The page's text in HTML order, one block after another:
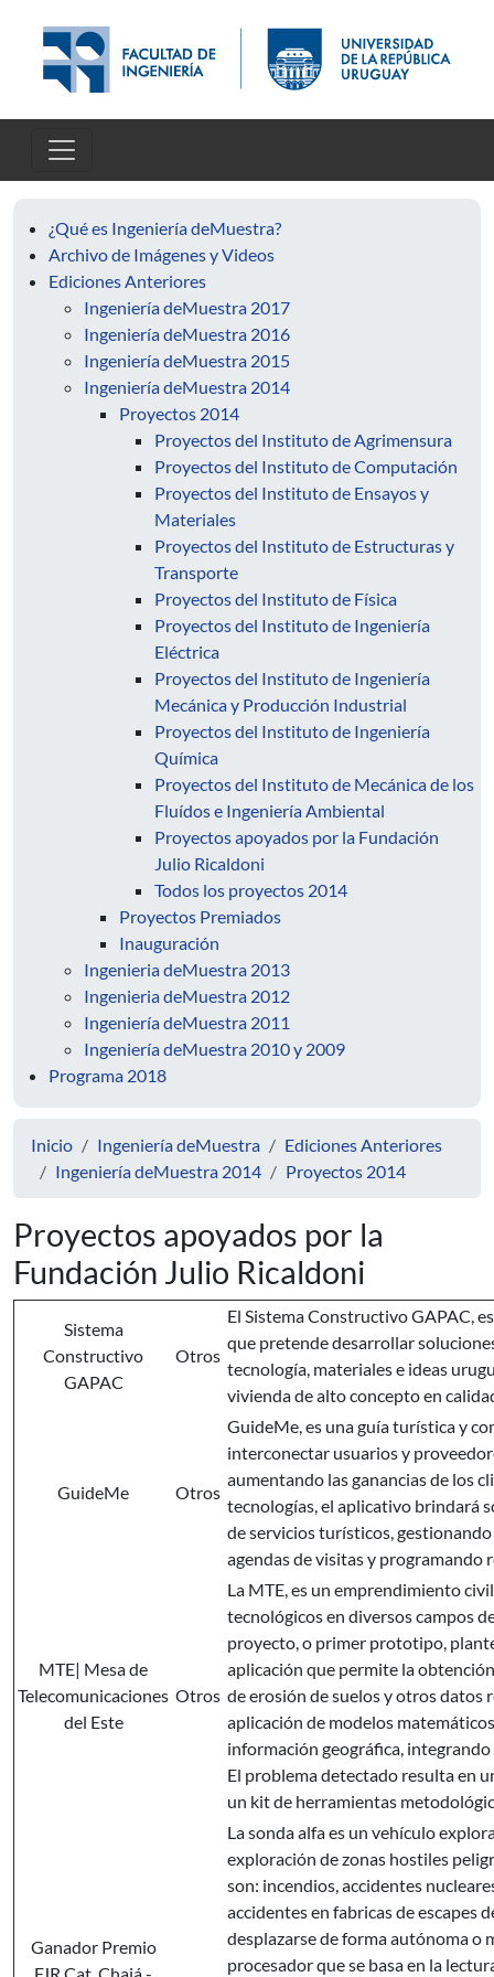
¿Qué es Ingeniería deMuestra?
Archivo de Imágenes y Videos
Ediciones Anteriores
Ingeniería deMuestra 2017
Ingeniería deMuestra 2016
Ingeniería deMuestra 2015
Ingeniería deMuestra 2014
Proyectos 2014
Proyectos del Instituto de Agrimensura
Proyectos del Instituto de Computación
Proyectos del Instituto de Ensayos y
Materiales
Proyectos del Instituto de Estructuras y
Transporte
Proyectos del Instituto de Física
Proyectos del Instituto de Ingeniería
Eléctrica
Proyectos del Instituto de Ingeniería
Mecánica y Producción Industrial
Proyectos del Instituto de Ingeniería
Química
Proyectos del Instituto de Mecánica de los
Fluídos e Ingeniería Ambiental
Proyectos apoyados por la Fundación
Julio Ricaldoni
Todos los proyectos 2014
Proyectos Premiados
Inauguración
Ingenieria deMuestra 2013
Ingenieria deMuestra 2012
Ingeniería deMuestra 2011
Ingeniería deMuestra 2010 y 2009
Programa 2018
Inicio Ingeniería deMuestra
Ediciones Anteriores
Ingeniería deMuestra 2014
Proyectos 2014
Proyectos apoyados por la
Fundación Julio Ricaldoni
Sistema
Constructivo
GAPAC
Otros
El Sistema Constructivo GAPAC,
que pretende desarrollar
tecnología, materiales e ideas
vivienda de alto concepto en
GuideMe Otros
GuideMe, es una guía turística y
interconectar usuarios y
aumentando las ganancias de los
tecnologías, el aplicativo brindará
de servicios turísticos,
agendas de visitas y programando
MTE| Mesa de
Telecomunicaciones
del Este
Otros
La MTE, es un emprendimiento
tecnológicos en diversos campos
proyecto, o primer prototipo,
aplicación que permite la
de erosión de suelos y otros datos
aplicación de modelos
información geográfica,
El problema detectado resulta en
un kit de herramientas
Ganador Premio
La sonda alfa es un vehículo
exploración de zonas hostiles
son: incendios, accidentes
accidentes en fabricas de escapes
desplazarse de forma autónoma o
procesador que se basa en la